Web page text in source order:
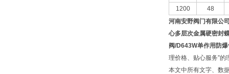
1200
48
河南安野阀门有限公
心多层次金属硬密封
阀/D643W单作用防
理价格、贴心服务”
本文中所有文字、数